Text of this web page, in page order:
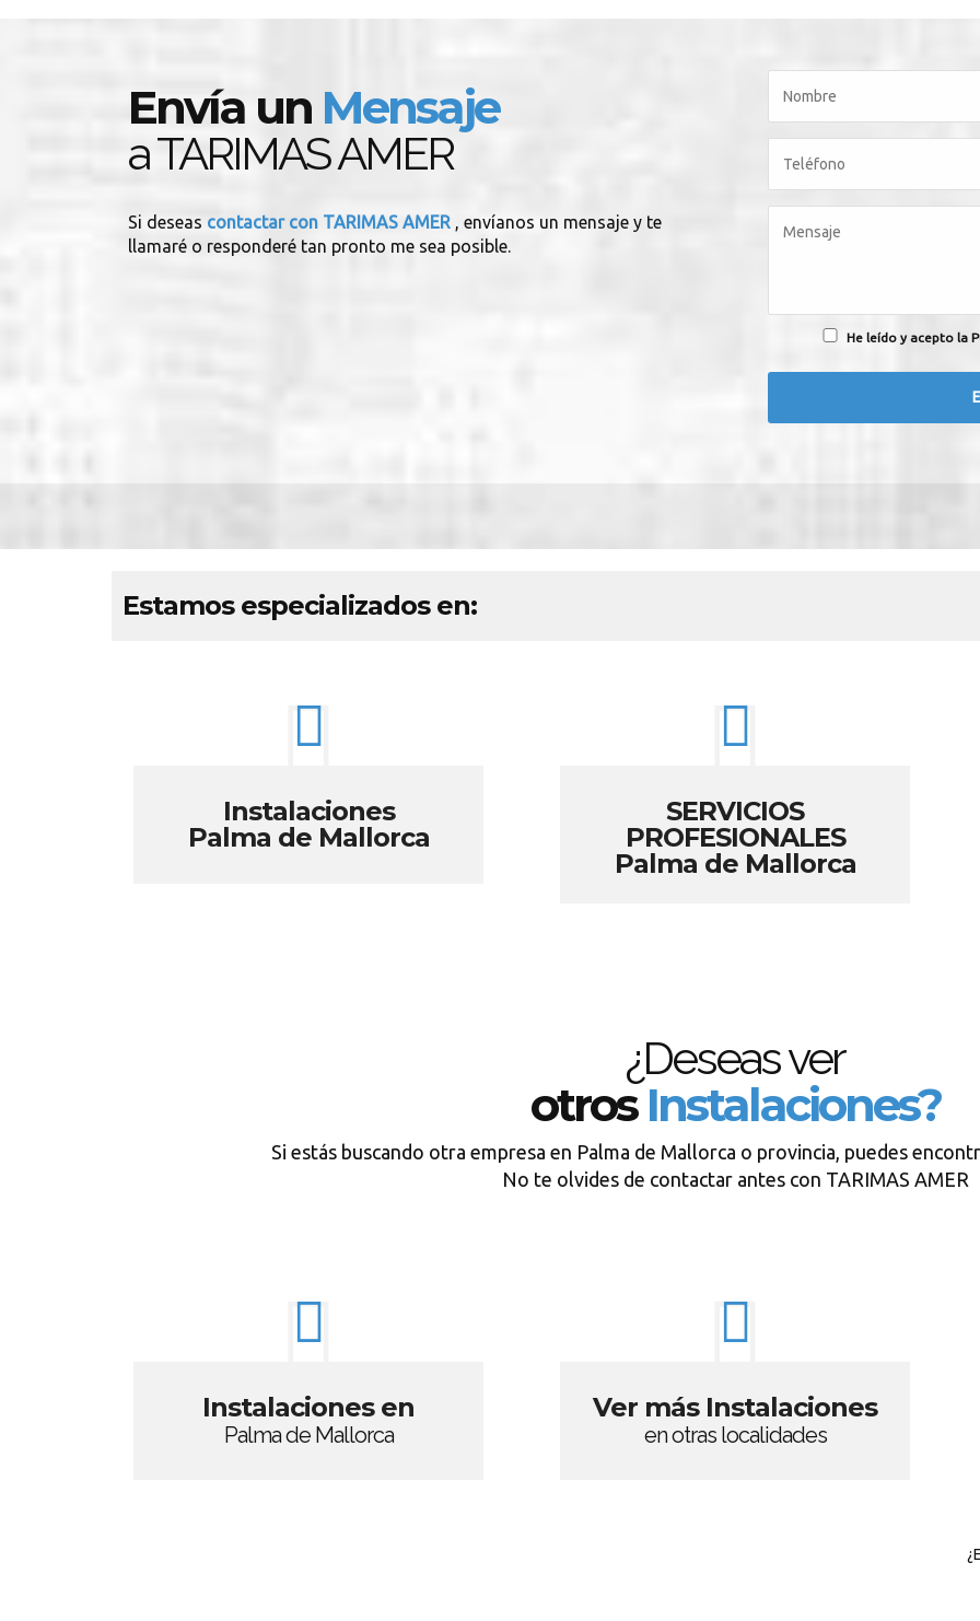
Envía un Mensaje
a TARIMAS AMER
Si deseas contactar con TARIMAS AMER , envíanos un mensaje y te
llamaré o responderé tan pronto me sea posible.
He leído y acepto la
Estamos especializados en:
Instalaciones
Palma de Mallorca
SERVICIOS
PROFESIONALES
Palma de Mallorca
¿Deseas ver
otrosInstalaciones?
Si estás buscando otra empresa en Palma de Mallorca o provincia, puedes
No te olvides de contactar antes con TARIMAS AMER
Instalaciones en
Palma de Mallorca
Ver más Instalaciones
en otras localidades